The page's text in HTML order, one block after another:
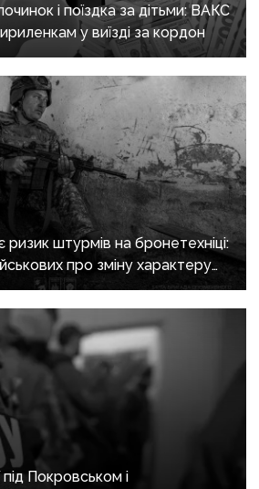
і поїздка за дітьми: ВАКС
у виїзді за кордон
ризик штурмів на бронетехніці:
про зміну характеру
Покровськом і